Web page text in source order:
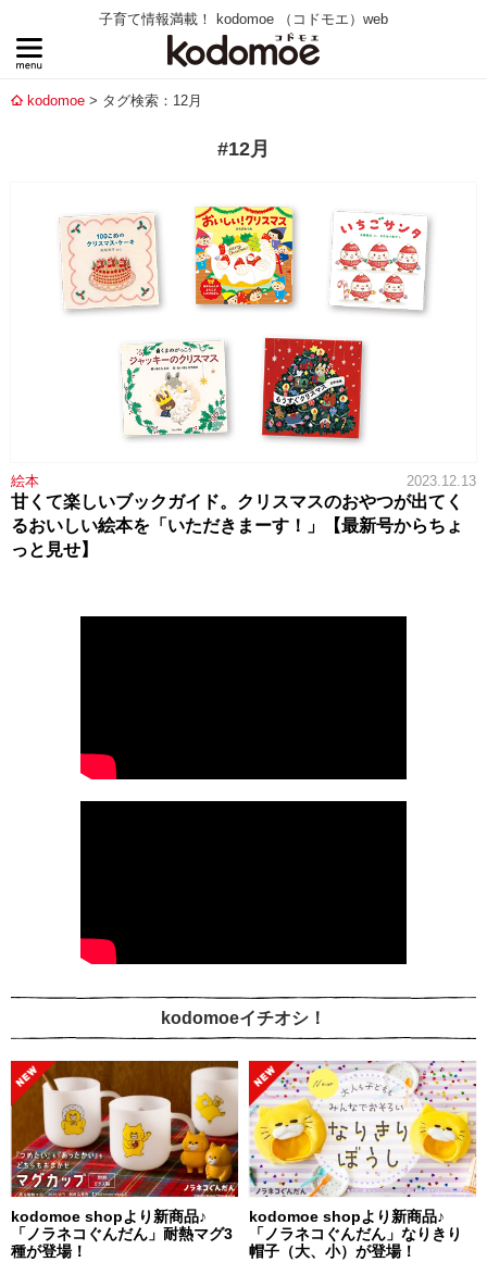
子育て情報満載！ kodomoe （コドモエ）web
kodomoe タグ検索：12月
#12月
絵本 2023.12.13
甘くて楽しいブックガイド。クリスマスのおやつが出てく
るおいしい絵本を「いただきまーす！」【最新号からちょ
っと見せ】
kodomoeイチオシ！
kodomoe shopより新商品♪
「ノラネコぐんだん」耐熱マグ3
種が登場！
kodomoe shopより新商品♪
「ノラネコぐんだん」なりきり
帽子（大、小）が登場！